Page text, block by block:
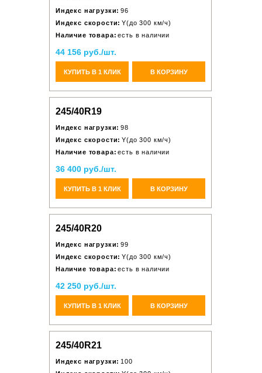
Индекс нагрузки: 96
Индекс скорости: Y(до 300 км/ч)
Наличие товара: есть в наличии
44 156 руб./шт.
КУПИТЬ В 1 КЛИК В КОРЗИНУ
245/40R19
Индекс нагрузки: 98
Индекс скорости: Y(до 300 км/ч)
Наличие товара: есть в наличии
36 400 руб./шт.
КУПИТЬ В 1 КЛИК В КОРЗИНУ
245/40R20
Индекс нагрузки: 99
Индекс скорости: Y(до 300 км/ч)
Наличие товара: есть в наличии
42 250 руб./шт.
КУПИТЬ В 1 КЛИК В КОРЗИНУ
245/40R21
Индекс нагрузки: 100